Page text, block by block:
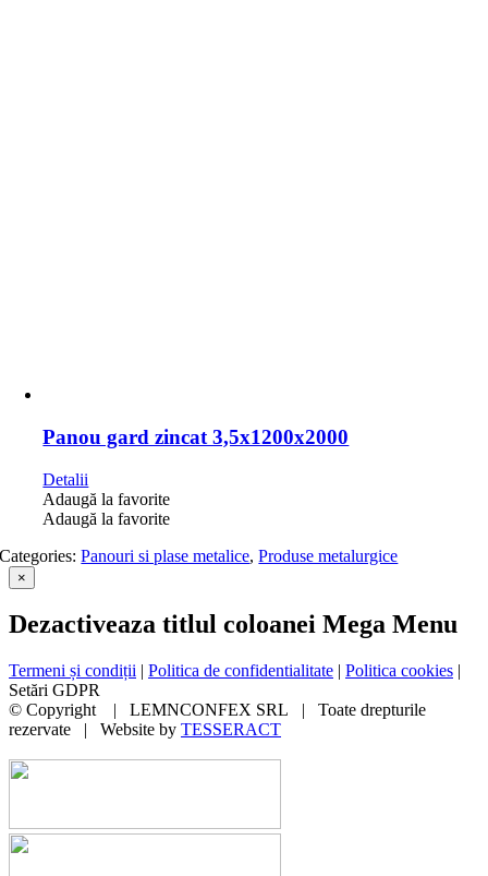
Panou gard zincat 3,5x1200x2000
Detalii
Adaugă la favorite
Adaugă la favorite
Categories:Panouri si plase metalice,Produse metalurgice
Close
product
view
×
Dezactiveaza titlul coloanei Mega Menu
Termeni și condiții | Politica de confidentialitate | Politica cookies |
Setări GDPR
© Copyright
| LEMNCONFEX SRL | Toate drepturile
rezervate | Website by TESSERACT